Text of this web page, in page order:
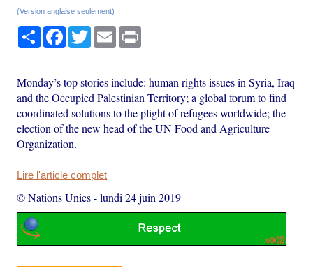
(Version anglaise seulement)
PartagerFacebook
TwitterEmail
Monday’s top stories include: human rights issues in Syria, Iraq
and the Occupied Palestinian Territory; a global forum to find
coordinated solutions to the plight of refugees worldwide; the
election of the new head of the UN Food and Agriculture
Organization.
Lire l'article complet
© Nations Unies-lundi 24 juin 2019